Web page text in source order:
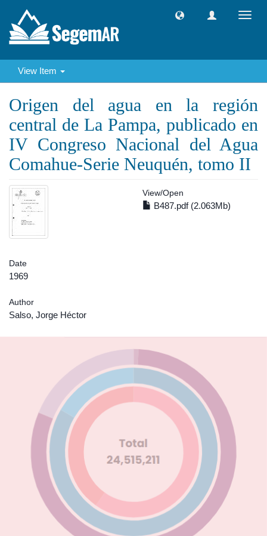
View Item
Origen del agua en la región
central de La Pampa, publicado en
IV Congreso Nacional del Agua
Comahue-Serie Neuquén, tomo II
View/Open
B487.pdf (2.063Mb)
Date
1969
Author
Salso, Jorge Héctor